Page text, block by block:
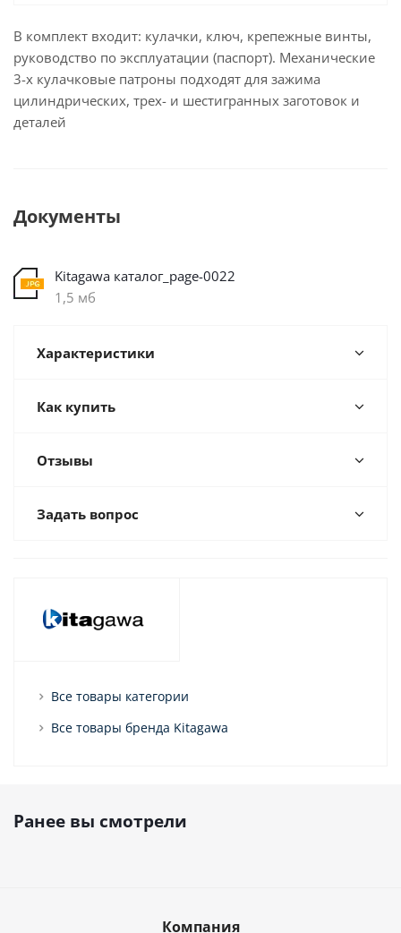
В комплект входит: кулачки, ключ, крепежные винты,
руководство по эксплуатации (паспорт). Механические
3-х кулачковые патроны подходят для зажима
цилиндрических, трех- и шестигранных заготовок и
деталей
Документы
Kitagawa каталог_page-0022
1,5 мб
Характеристики
Как купить
Отзывы
Задать вопрос
Все товары категории
Все товары бренда Kitagawa
Ранее вы смотрели
Компания